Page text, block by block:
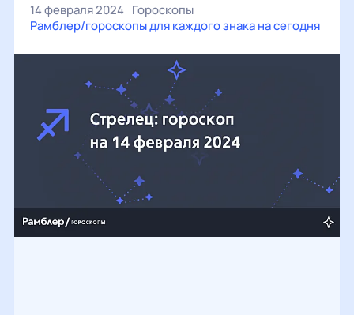
14 февраля 2024 Гороскопы
Рамблер/гороскопы для каждого знака на сегодня